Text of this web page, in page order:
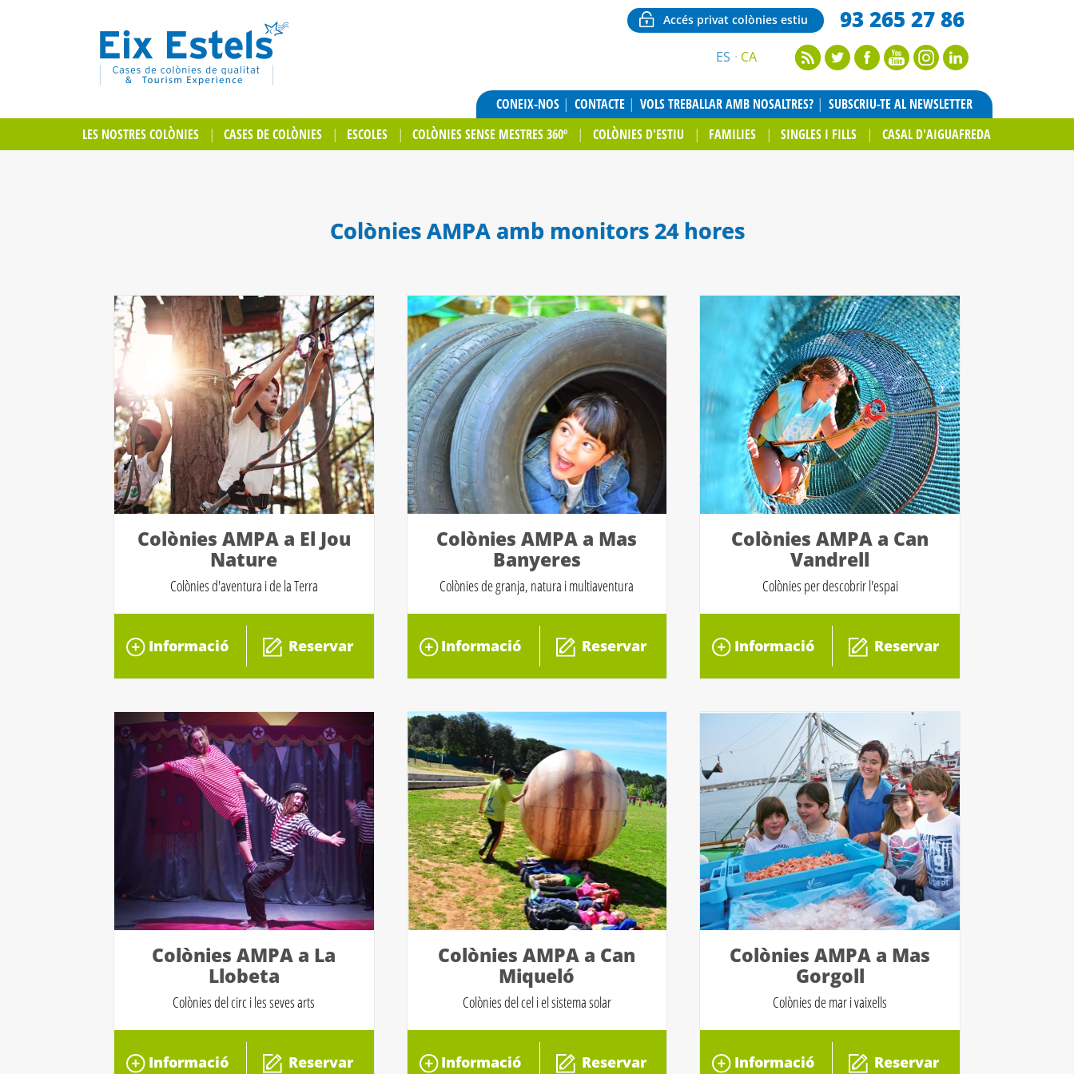
Accés privat colònies estiu 93 265 27 86
ES CA
CONEIX-NOS CONTACTE VOLS TREBALLAR AMB NOSALTRES?
SUBSCRIU-TE AL NEWSLETTER
LES NOSTRES COLÒNIES
CASES DE COLÒNIES ESCOLES COLÒNIES SENSE MESTRES 360º COLÒNIES D'ESTIU FAMILIES SINGLES I FILLS CASAL D'AIGUAFREDA
Colònies AMPA amb monitors 24 hores
Colònies AMPA a El Jou
Nature
Colònies d'aventura i de la Terra
Informació Reservar
Colònies AMPA a Mas
Banyeres
Colònies de granja, natura i multiaventura
Informació Reservar
Colònies AMPA a Can
Vandrell
Colònies per descobrir l'espai
Informació Reservar
Colònies AMPA a La
Llobeta
Colònies del circ i les seves arts
Informació Reservar
Colònies AMPA a Can
Miqueló
Colònies del cel i el sistema solar
Informació Reservar
Colònies AMPA a Mas
Gorgoll
Colònies de mar i vaixells
Informació Reservar